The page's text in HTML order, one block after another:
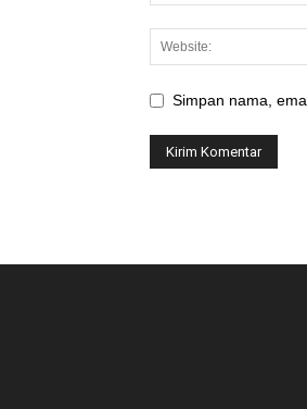
Simpan nama,